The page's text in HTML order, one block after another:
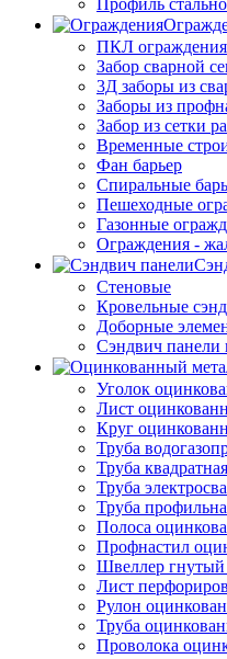
Профиль
ПКЛ ограждения
Забор сварной
3Д заборы из
Заборы из
Забор из сетки
Временные
Фан барьер
Спиральные
Пешеходные
Газонные
Ограждения -
Стеновые
Кровельные
Доборные
Сэндвич панели
Уголок
Лист
Круг
Труба
Труба
Труба
Труба
Полоса
Профнастил
Швеллер
Лист
Рулон
Труба
Проволока